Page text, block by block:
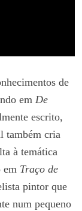
de
em De
escrito,
também cria
à temática
em Traço de
pintor que
num pequeno